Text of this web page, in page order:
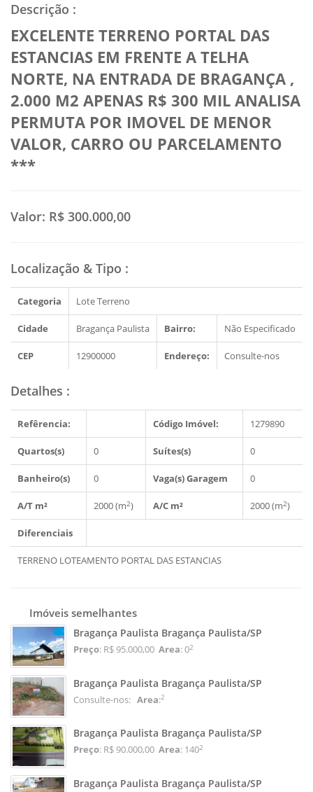
Descrição :
EXCELENTE TERRENO PORTAL DAS
ESTANCIAS EM FRENTE A TELHA
NORTE, NA ENTRADA DE BRAGANÇA ,
2.000 M2 APENAS R$ 300 MIL ANALISA
PERMUTA POR IMOVEL DE MENOR
VALOR, CARRO OU PARCELAMENTO
***
Valor: R$ 300.000,00
Localização & Tipo :
Categoria Lote Terreno
Cidade Bragança Paulista Bairro: Não Especificado
CEP 12900000 Endereço: Consulte-nos
Detalhes :
Refêrencia: Código Imóvel: 1279890
Quartos(s) 0 Suítes(s) 0
Banheiro(s) 0 Vaga(s) Garagem 0
A/T m² 2000 (m2) A/C m² 2000 (m2)
Diferenciais
TERRENO LOTEAMENTO PORTAL DAS ESTANCIAS
Imóveis semelhantes
Bragança Paulista Bragança Paulista/SP
Preço: R$ 95.000,00 Area: 02
Bragança Paulista Bragança Paulista/SP
Consulte-nos: Area:2
Bragança Paulista Bragança Paulista/SP
Preço: R$ 90.000,00 Area: 1402
Bragança Paulista Bragança Paulista/SP